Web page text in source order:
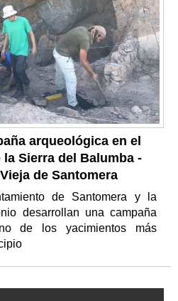
arqueológica en el
Sierra del Balumba -
de Santomera
de Santomera y la
desarrollan una campaña
de los yacimientos más